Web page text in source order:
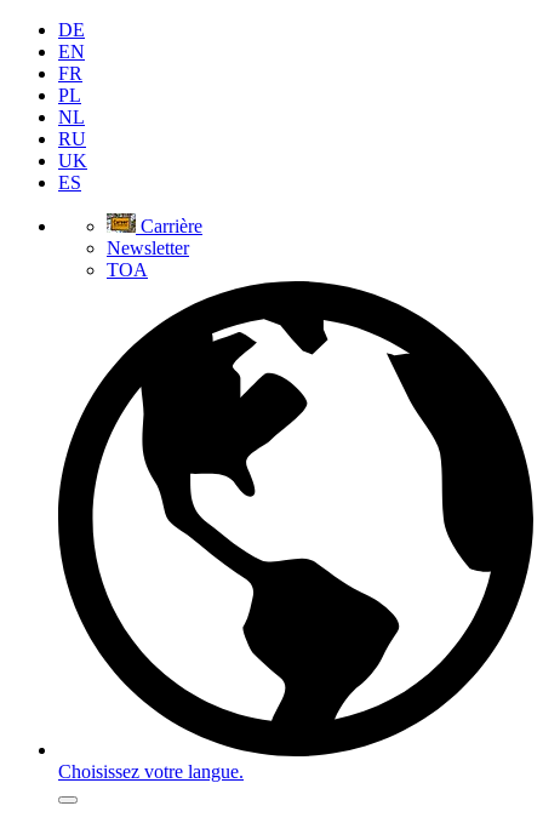
DE
EN
FR
PL
NL
RU
UK
ES
Carrière
Newsletter
TOA
Choisissez votre langue.